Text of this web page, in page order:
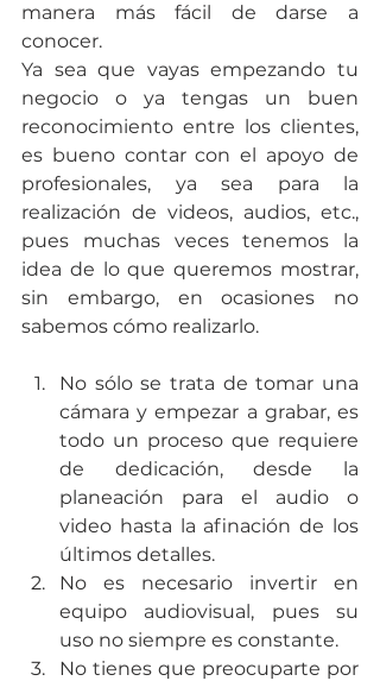
manera más fácil de darse a
conocer.
Ya sea que vayas empezando tu
negocio o ya tengas un buen
reconocimiento entre los clientes,
es bueno contar con el apoyo de
profesionales, ya sea para la
realización de videos, audios, etc.,
pues muchas veces tenemos la
idea de lo que queremos mostrar,
sin embargo, en ocasiones no
sabemos cómo realizarlo.
No sólo se trata de tomar una
cámara y empezar a grabar, es
todo un proceso que requiere
de dedicación, desde la
planeación para el audio o
video hasta la afinación de los
últimos detalles.
No es necesario invertir en
equipo audiovisual, pues su
uso no siempre es constante.
No tienes que preocuparte por